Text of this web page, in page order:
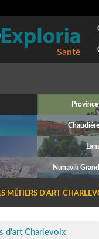
Santé
Nunavik
MÉTIERS D'ART
d'art Charlevoix